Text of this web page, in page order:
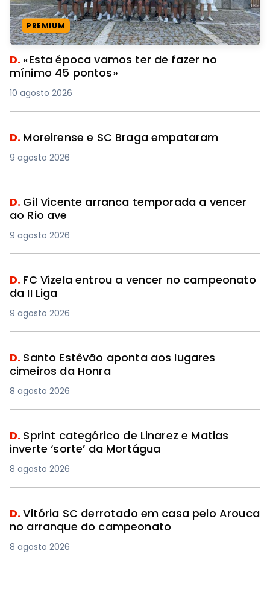
PREMIUM
D. «Esta época vamos ter de fazer no
mínimo 45 pontos»
10 agosto 2026
D. Moreirense e SC Braga empataram
9 agosto 2026
D. Gil Vicente arranca temporada a vencer
ao Rio ave
9 agosto 2026
D. FC Vizela entrou a vencer no campeonato
da II Liga
9 agosto 2026
D. Santo Estêvão aponta aos lugares
cimeiros da Honra
8 agosto 2026
D. Sprint categórico de Linarez e Matias
inverte ‘sorte’ da Mortágua
8 agosto 2026
D.Vitória SC derrotado em casa pelo Arouca
no arranque do campeonato
8 agosto 2026